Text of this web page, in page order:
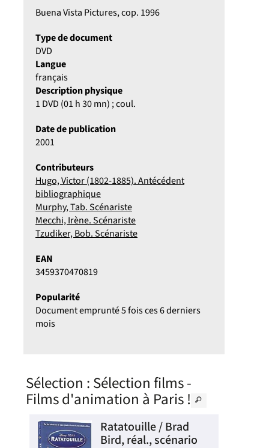
Buena Vista Pictures, cop. 1996
Type de document
DVD
Langue
français
Description physique
1 DVD (01 h 30 mn) ; coul.
Date de publication
2001
Contributeurs
Hugo, Victor (1802-1885). Antécédent
bibliographique
Murphy, Tab. Scénariste
Mecchi, Irène. Scénariste
Tzudiker, Bob. Scénariste
EAN
3459370470819
Popularité
Document emprunté 5 fois ces 6 derniers
mois
Sélection : Sélection films -
Films d'animation à Paris !
Ratatouille / Brad
Bird, réal., scénario